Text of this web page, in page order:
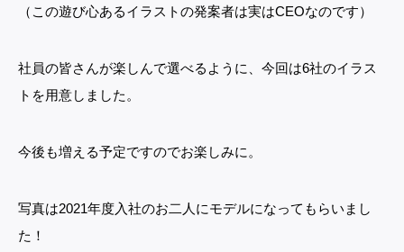
（この遊び心あるイラストの発案者は実はCEOなのです）
社員の皆さんが楽しんで選べるように、今回は6社のイラス
トを用意しました。
今後も増える予定ですのでお楽しみに。
写真は2021年度入社のお二人にモデルになってもらいまし
た！